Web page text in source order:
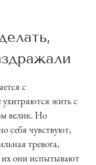
с
жить с
велик. Но
себя чувствуют,
тревога,
их они испытывают